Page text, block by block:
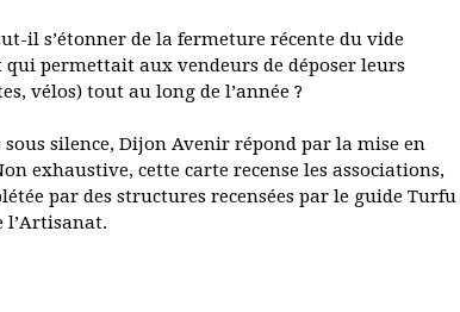
il s’étonner de la fermeture récente du vide
permettait aux vendeurs de déposer leurs
vélos) tout au long de l’année ?
silence, Dijon Avenir répond par la mise en
exhaustive, cette carte recense les associations,
par des structures recensées par le guide Turfu
l’Artisanat.